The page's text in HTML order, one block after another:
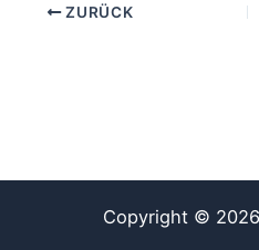
ZURÜCK
Copyright ©